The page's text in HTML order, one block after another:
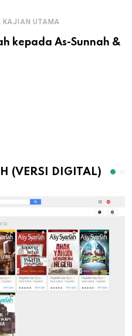
KAJIAN UTAMA
kepada As-Sunnah &
(VERSI DIGITAL)